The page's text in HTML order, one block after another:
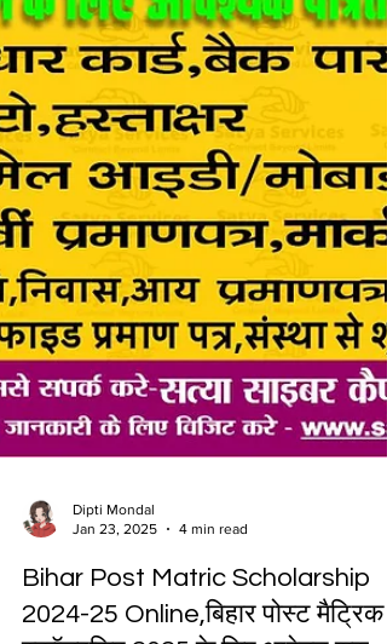
इच्छुक छात्र और छात्राएँ बिहार पोस्ट मैट्रिक छात्रवृत्ति
योजना 2025 के लिए 25 अगस्त 2025 से 15 नवंबर
2025 तक पीएमएस ऑनलाइन की आधिकारिक व